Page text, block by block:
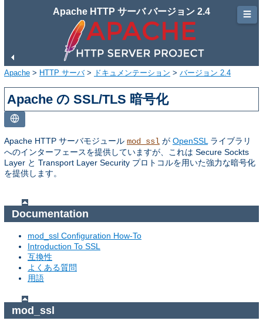
Apache HTTP サーバ バージョン 2.4
Apache > HTTP サーバ> ドキュメンテーション > バージョン 2.4
Apache の SSL/TLS 暗号化
Apache HTTP サーバモジュール mod_ssl が OpenSSL ライブラリ
へのインターフェースを提供していますが、これは Secure Sockts
Layer と Transport Layer Security プロトコルを用いた強力な暗号化
を提供します。
Documentation
mod_ssl Configuration How-To
Introduction To SSL
互換性
よくある質問
用語
mod_ssl
☰